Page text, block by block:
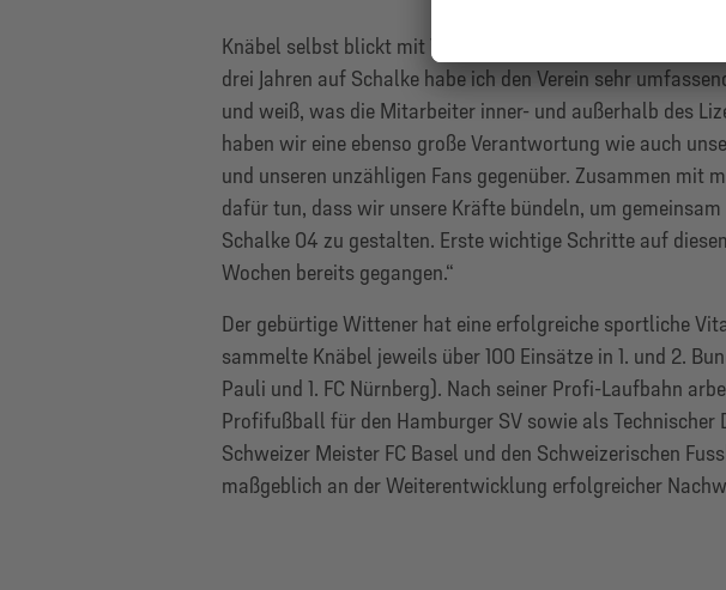
Knäbel selbst blickt mit Vorfreude auf seine nun
drei Jahren auf Schalke habe ich den Verein sehr
und weiß, was die Mitarbeiter inner- und außerhalb des
haben wir eine ebenso große Verantwortung wie auch
und unseren unzähligen Fans gegenüber. Zusammen mit
dafür tun, dass wir unsere Kräfte bündeln, um
Schalke 04 zu gestalten. Erste wichtige Schritte auf
Wochen bereits gegangen.“
Der gebürtige Wittener hat eine erfolgreiche sportliche
sammelte Knäbel jeweils über 100 Einsätze in 1. und 2.
Pauli und 1. FC Nürnberg). Nach seiner Profi-Laufbahn
Profifußball für den Hamburger SV sowie als
Schweizer Meister FC Basel und den Schweizerischen
maßgeblich an der Weiterentwicklung erfolgreicher